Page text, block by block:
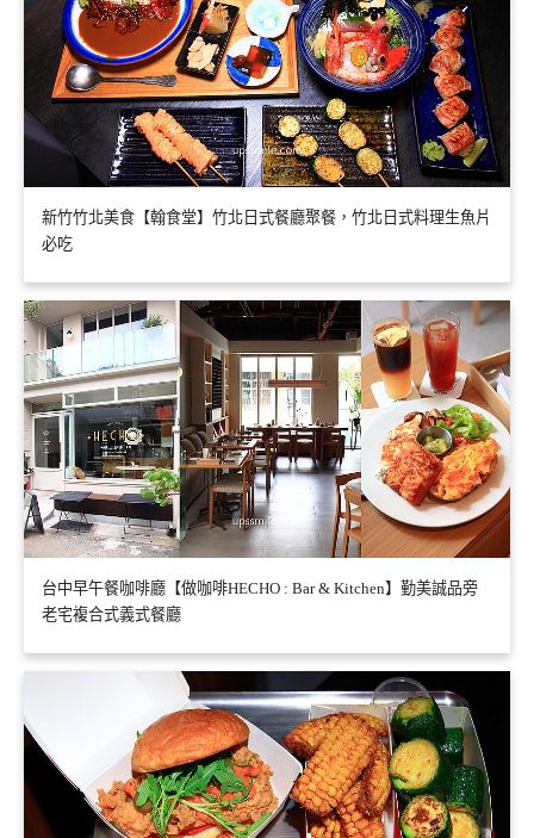
新竹竹北美食【翰食堂】竹北日式餐廳聚餐，竹北日式料理生魚片
必吃
台中早午餐咖啡廳【做咖啡HECHO : Bar & Kitchen】勤美誠品旁
老宅複合式義式餐廳